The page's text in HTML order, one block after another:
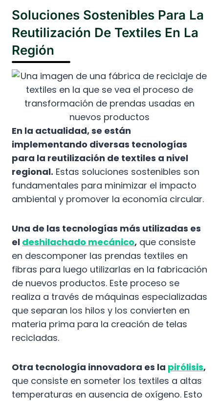
Soluciones Sostenibles Para La
Reutilización De Textiles En La
Región
En la actualidad, se están
implementando diversas tecnologías
para la reutilización de textiles a nivel
regional. Estas soluciones sostenibles son
fundamentales para minimizar el impacto
ambiental y promover la economía circular.
Una de las tecnologías más utilizadas es
el deshilachado mecánico, que consiste
en descomponer las prendas textiles en
fibras para luego utilizarlas en la fabricación
de nuevos productos. Este proceso se
realiza a través de máquinas especializadas
que separan los hilos y los convierten en
materia prima para la creación de telas
recicladas.
Otra tecnología innovadora es la pirólisis,
que consiste en someter los textiles a altas
temperaturas en ausencia de oxígeno. Esto